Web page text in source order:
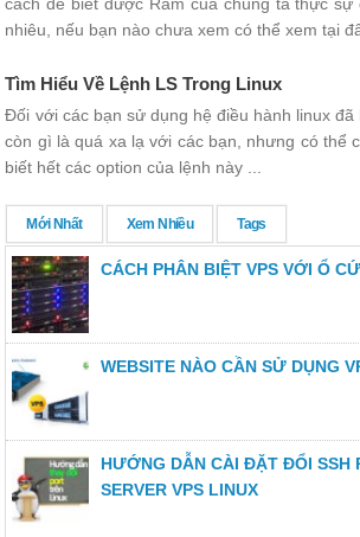
cách để biết được Ram của chúng ta thực
nhiêu, nếu bạn nào chưa xem có thể xem tại
Tìm Hiểu Về Lệnh LS Trong Linux
Đối với các bạn sử dụng hệ điều hành linux đã
còn gì là quá xa lạ với các bạn, nhưng có thể
biết hết các option của lệnh này ...
Mới Nhất Xem Nhiều Tags
CÁCH PHÂN BIỆT VPS VỚI Ổ
WEBSITE NÀO CẦN SỬ DỤNG
HƯỚNG DẪN CÀI ĐẶT ĐỔI SSH
SERVER VPS LINUX